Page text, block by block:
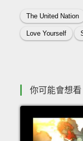
The United Nation
Love Yourself
你可能會想看